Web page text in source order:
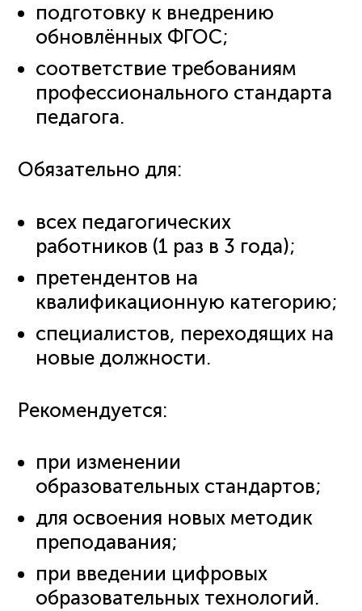
подготовку к внедрению
обновлённых ФГОС;
соответствие требованиям
профессионального стандарта
педагога.
Обязательно для:
всех педагогических
работников (1 раз в 3 года);
претендентов на
квалификационную категорию;
специалистов, переходящих на
новые должности.
Рекомендуется:
при изменении
образовательных стандартов;
для освоения новых методик
преподавания;
при введении цифровых
образовательных технологий.